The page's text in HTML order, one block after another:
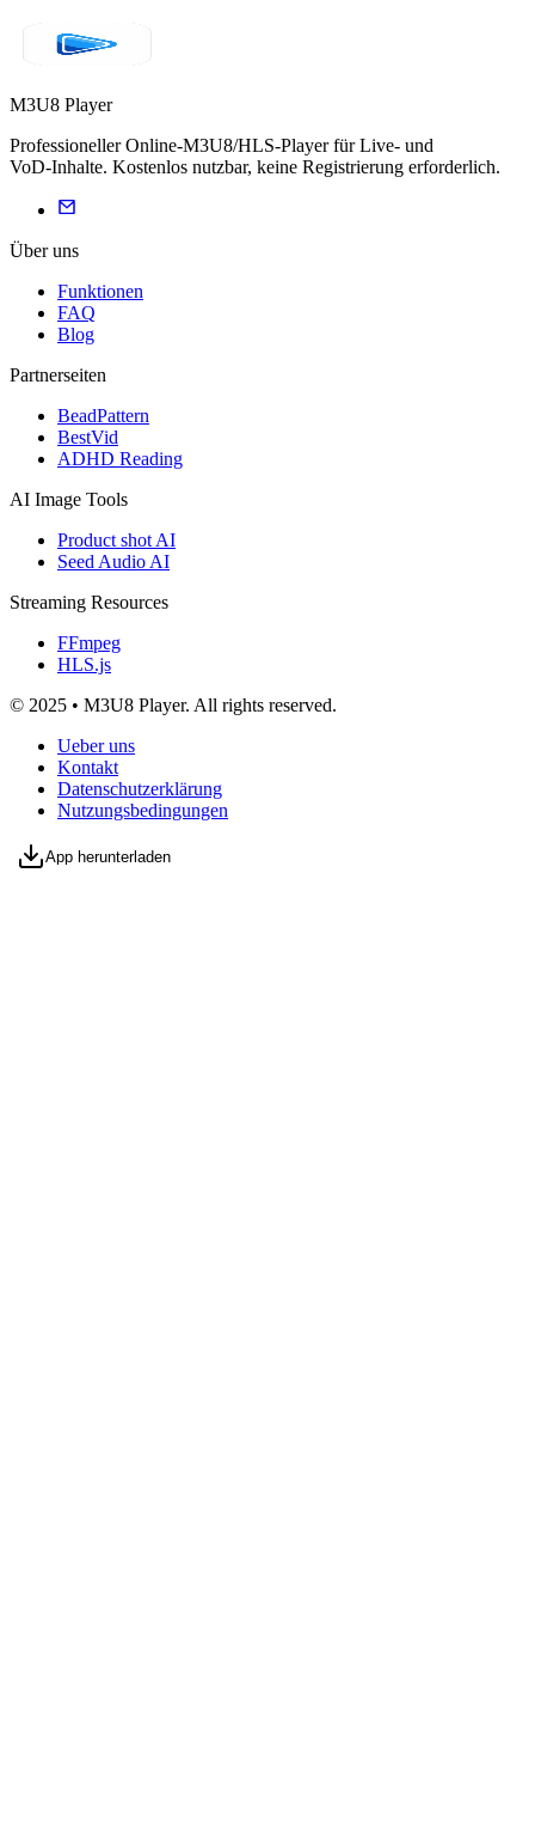
M3U8 Player
Professioneller Online‑M3U8/HLS‑Player für Live‑ und
VoD‑Inhalte. Kostenlos nutzbar, keine Registrierung erforderlich.
Über uns
Funktionen
FAQ
Blog
Partnerseiten
BeadPattern
BestVid
ADHD Reading
AI Image Tools
Product shot AI
Seed Audio AI
Streaming Resources
FFmpeg
HLS.js
© 2025 • M3U8 Player. All rights reserved.
Ueber uns
Kontakt
Datenschutzerklärung
Nutzungsbedingungen
App herunterladen